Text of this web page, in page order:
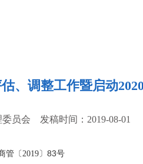
、调整工作暨启动
员会 发稿时间：2019-08-01
管〔2019〕83号